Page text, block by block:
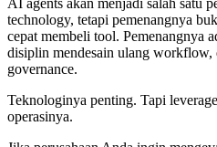
technology, tetapi pemenangnya
cepat membeli tool. Pemenangnya
disiplin mendesain ulang workflow,
governance.
Teknologinya penting. Tapi
operasinya.